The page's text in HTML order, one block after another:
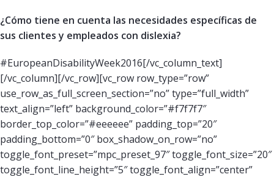
¿Cómo tiene en cuenta las necesidades específicas de
sus clientes y empleados con dislexia?
#EuropeanDisabilityWeek2016[/vc_column_text]
[/vc_column][/vc_row][vc_row row_type=”row”
use_row_as_full_screen_section=”no” type=”full_width”
text_align=”left” background_color=”#f7f7f7″
border_top_color=”#eeeeee” padding_top=”20″
padding_bottom=”0″ box_shadow_on_row=”no”
toggle_font_preset=”mpc_preset_97″ toggle_font_size=”20″
toggle_font_line_height=”5″ toggle_font_align=”center”